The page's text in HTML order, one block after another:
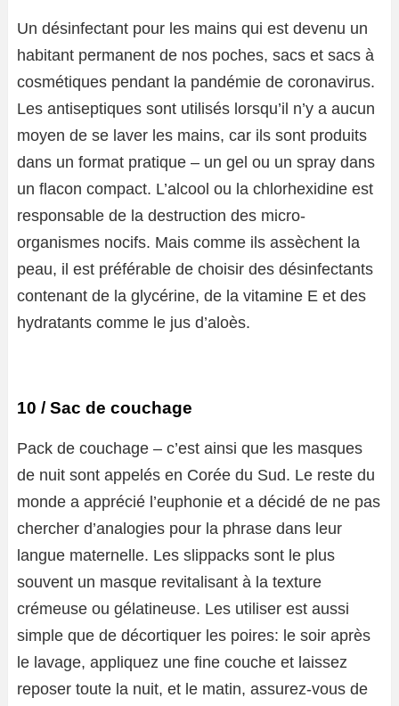
Un désinfectant pour les mains qui est devenu un
habitant permanent de nos poches, sacs et sacs à
cosmétiques pendant la pandémie de coronavirus.
Les antiseptiques sont utilisés lorsqu’il n’y a aucun
moyen de se laver les mains, car ils sont produits
dans un format pratique – un gel ou un spray dans
un flacon compact. L’alcool ou la chlorhexidine est
responsable de la destruction des micro-
organismes nocifs. Mais comme ils assèchent la
peau, il est préférable de choisir des désinfectants
contenant de la glycérine, de la vitamine E et des
hydratants comme le jus d’aloès.
10 / Sac de couchage
Pack de couchage – c’est ainsi que les masques
de nuit sont appelés en Corée du Sud. Le reste du
monde a apprécié l’euphonie et a décidé de ne pas
chercher d’analogies pour la phrase dans leur
langue maternelle. Les slippacks sont le plus
souvent un masque revitalisant à la texture
crémeuse ou gélatineuse. Les utiliser est aussi
simple que de décortiquer les poires: le soir après
le lavage, appliquez une fine couche et laissez
reposer toute la nuit, et le matin, assurez-vous de